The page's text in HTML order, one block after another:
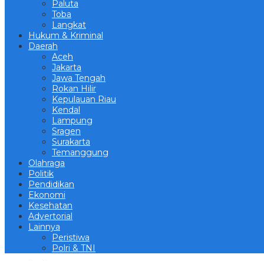
Paluta
Toba
Langkat
Hukum & Kriminal
Daerah
Aceh
Jakarta
Jawa Tengah
Rokan Hilir
Kepulauan Riau
Kendal
Lampung
Sragen
Surakarta
Temanggung
Olahraga
Politik
Pendidikan
Ekonomi
Kesehatan
Advertorial
Lainnya
Peristiwa
Polri & TNI